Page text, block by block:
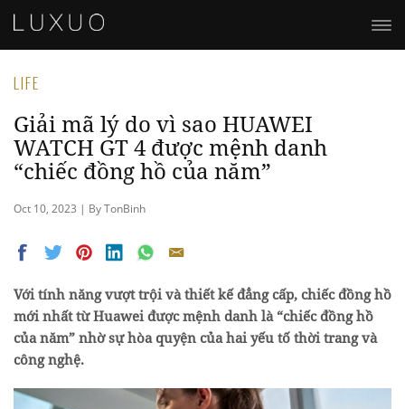
LIFE
Giải mã lý do vì sao HUAWEI
WATCH GT 4 được mệnh danh
“chiếc đồng hồ của năm”
Oct 10, 2023 | By TonBinh
Với tính năng vượt trội và thiết kế đẳng cấp, chiếc đồng hồ
mới nhất từ Huawei được mệnh danh là “chiếc đồng hồ
của năm” nhờ sự hòa quyện của hai yếu tố thời trang và
công nghệ.